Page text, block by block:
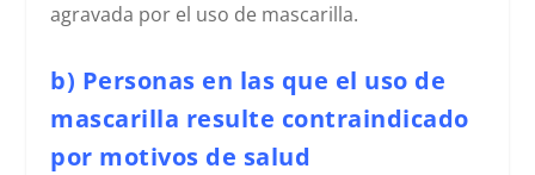
agravada por el uso de mascarilla.
b) Personas en las que el uso de
mascarilla resulte contraindicado
por motivos de salud